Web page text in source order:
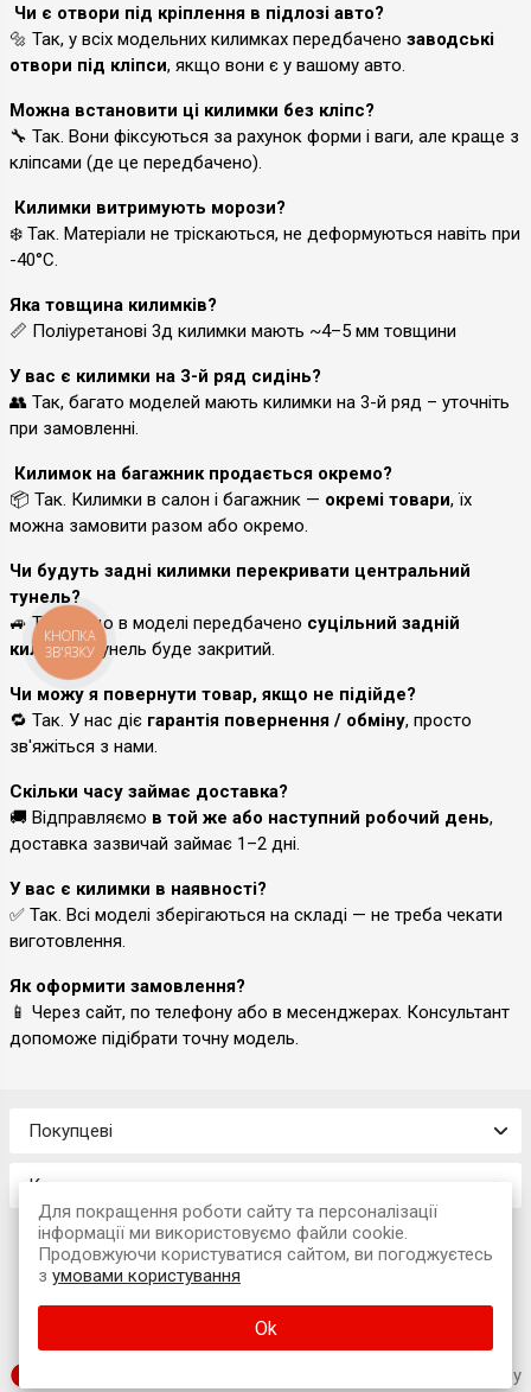
Чи є отвори під кріплення в підлозі авто?
🔩 Так, у всіх модельних килимках передбачено заводські
отвори під кліпси, якщо вони є у вашому авто.
Можна встановити ці килимки без кліпс?
🔧 Так. Вони фіксуються за рахунок форми і ваги, але краще з
кліпсами (де це передбачено).
Килимки витримують морози?
❄️ Так. Матеріали не тріскаються, не деформуються навіть при
-40°C.
Яка товщина килимків?
📏 Поліуретанові 3д килимки мають ~4–5 мм товщини
У вас є килимки на 3-й ряд сидінь?
👥 Так, багато моделей мають килимки на 3-й ряд – уточніть
при замовленні.
Килимок на багажник продається окремо?
📦 Так. Килимки в салон і багажник — окремі товари, їх
можна замовити разом або окремо.
Чи будуть задні килимки перекривати центральний
тунель?
🚙 Так, якщо в моделі передбачено суцільний задній
килимок, тунель буде закритий.
Чи можу я повернути товар, якщо не підійде?
🔁 Так. У нас діє гарантія повернення / обміну, просто
зв'яжіться з нами.
Скільки часу займає доставка?
🚚 Відправляємо в той же або наступний робочий день,
доставка зазвичай займає 1–2 дні.
У вас є килимки в наявності?
✅ Так. Всі моделі зберігаються на складі — не треба чекати
виготовлення.
Як оформити замовлення?
📱 Через сайт, по телефону або в месенджерах. Консультант
допоможе підібрати точну модель.
Покупцеві
Контакти
© 2026 Інтернет-магазин «Avtokompleks»
м. Львів, вул. Наукова, 7А (офіс)
SUFIX web agency
Для покращення роботи сайту та персоналізації
інформації ми використовуємо файли cookie.
Продовжуючи користуватися сайтом, ви погоджуєтесь
з умовами користування
Ok
КНОПКА
ЗВ'ЯЗКУ